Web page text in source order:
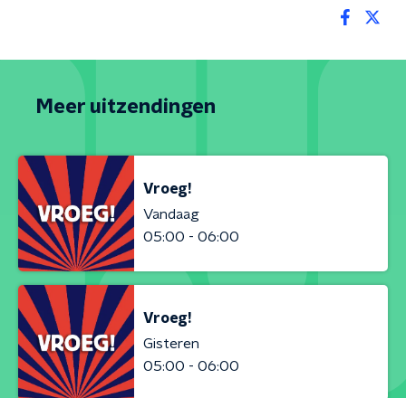
Meer uitzendingen
Vroeg!
Vandaag
05:00 - 06:00
Vroeg!
Gisteren
05:00 - 06:00